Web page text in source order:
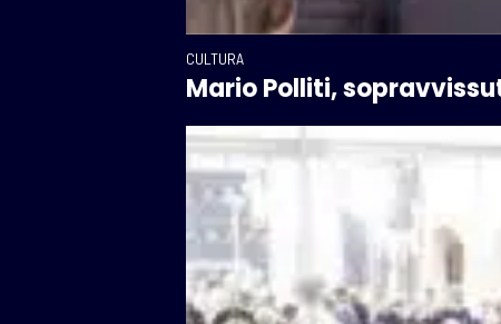
CULTURA
Mario Polliti,